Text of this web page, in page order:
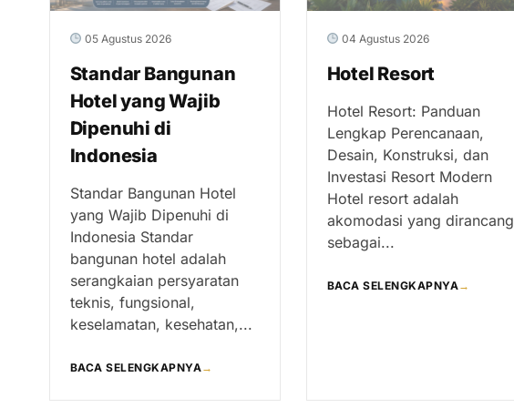
05 Agustus 2026
Standar Bangunan
Hotel yang Wajib
Dipenuhi di
Indonesia
Standar Bangunan Hotel
yang Wajib Dipenuhi di
Indonesia Standar
bangunan hotel adalah
serangkaian persyaratan
teknis, fungsional,
keselamatan, kesehatan,...
BACA SELENGKAPNYA→
04 Agustus 2026
Hotel Resort
Hotel Resort: Panduan
Lengkap Perencanaan,
Desain, Konstruksi, dan
Investasi Resort Modern
Hotel resort adalah
akomodasi yang dirancang
sebagai...
BACA SELENGKAPNYA→